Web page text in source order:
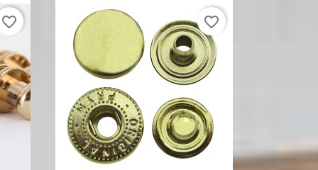
favorite_border favorite_border